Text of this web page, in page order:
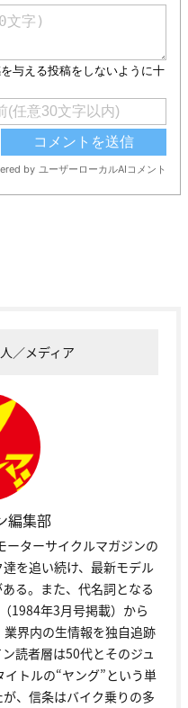
／メディア
編集部
ーターサイクルマガジンの
を追い続け、最新モデル
る。また、代名詞となる
1984年3月号掲載）から
界内の生情報を独自追跡
読者層は50代とそのジュ
トルの“ヤング”という単
、信条はバイク乗りの多